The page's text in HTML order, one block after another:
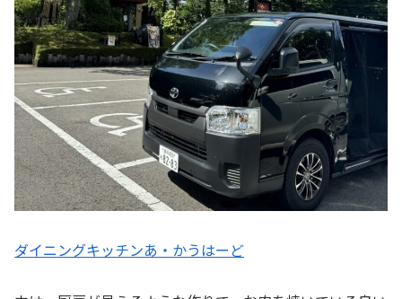
ダイニングキッチンあ・かうはーど